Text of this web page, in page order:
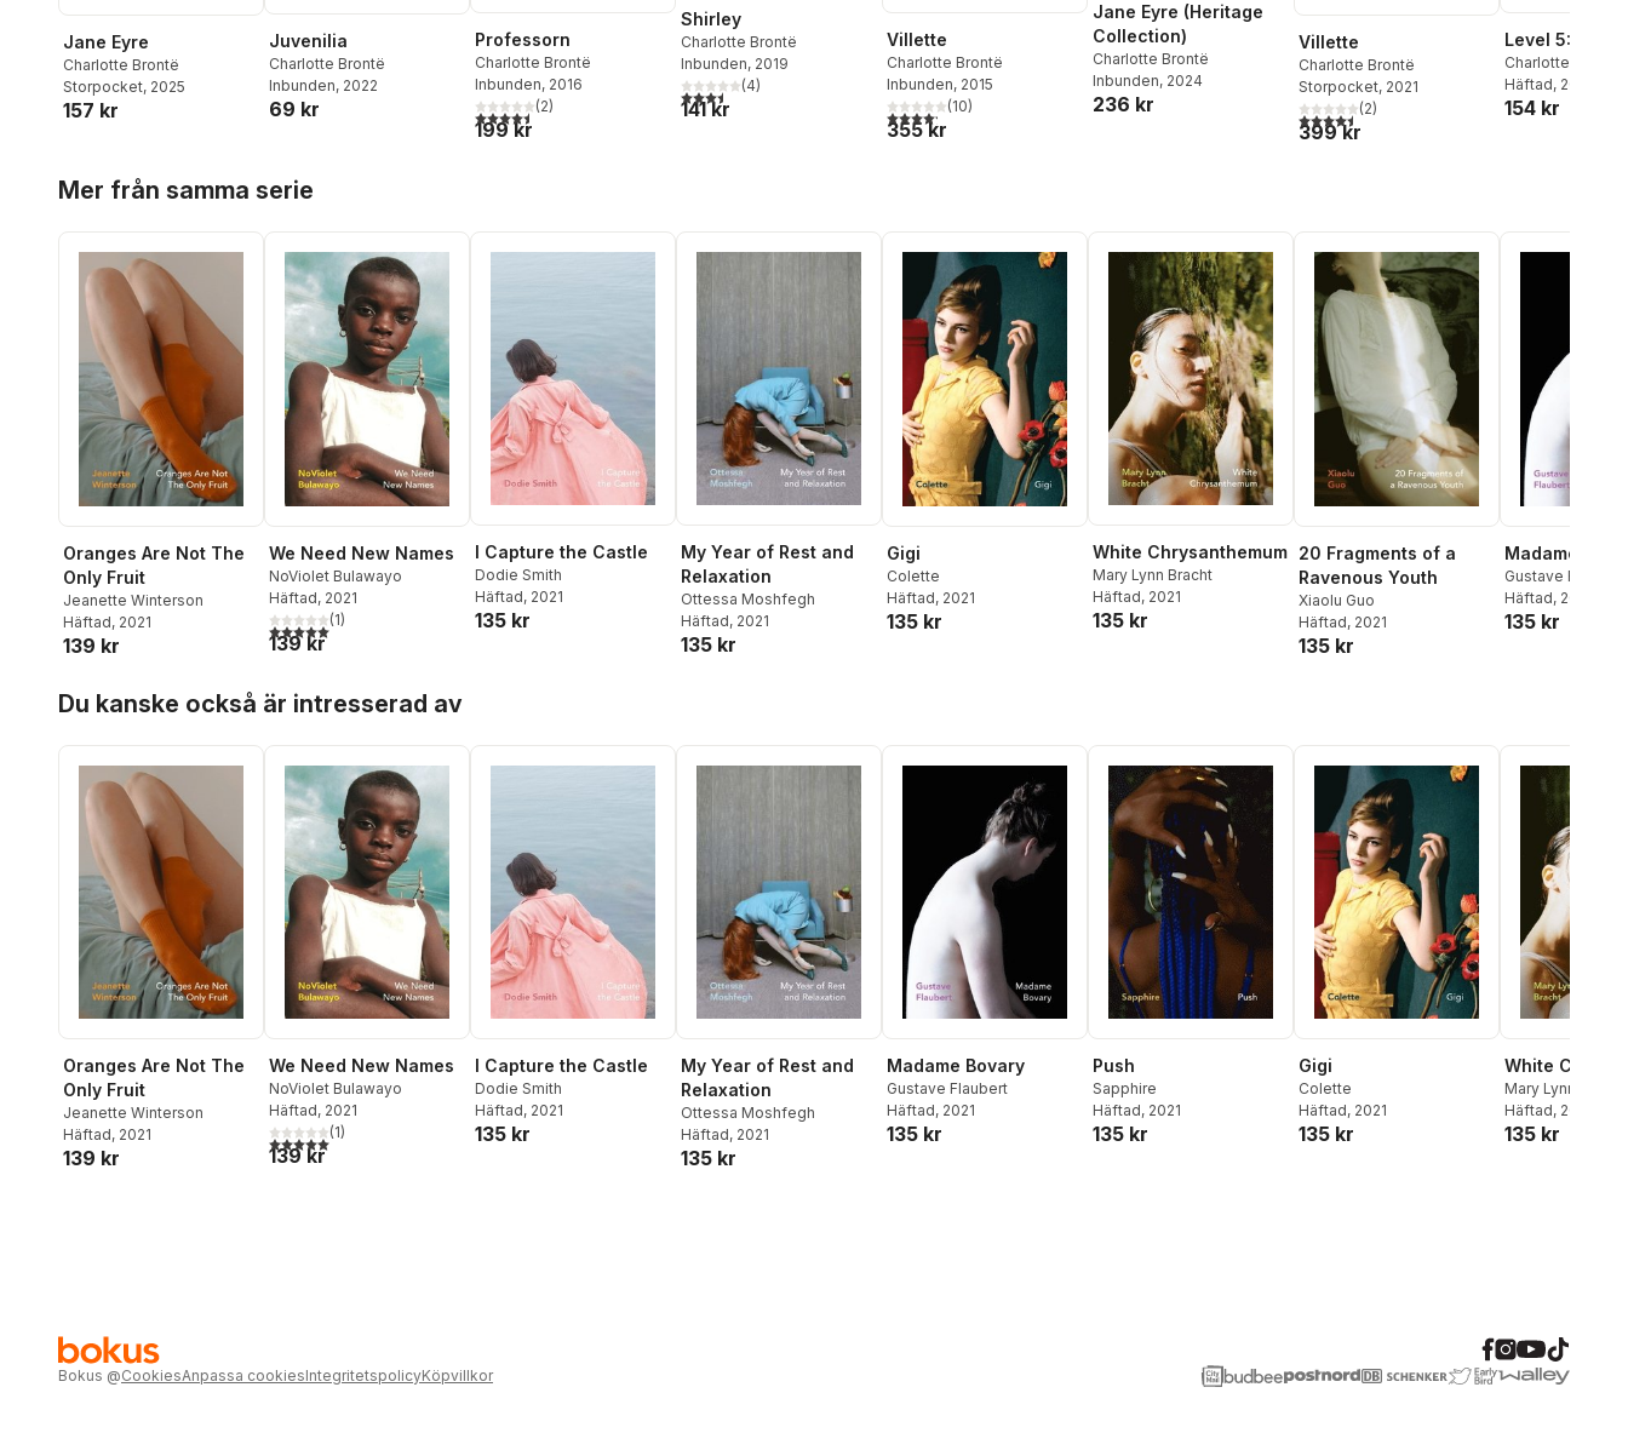
Jane Eyre
Charlotte Brontë
Storpocket, 2025
157 kr
Juvenilia
Charlotte Brontë
Inbunden, 2022
69 kr
Professorn
Charlotte Brontë
Inbunden, 2016
4,5utav 5 stjärnor. Totalt antal röster:
(2)
199 kr
Shirley
Charlotte Brontë
Inbunden, 2019
3,5utav 5 stjärnor. Totalt antal röster:
(4)
141 kr
Villette
Charlotte Brontë
Inbunden, 2015
4,2utav 5 stjärnor. Totalt antal röster:
(10)
355 kr
Jane Eyre (Heritage
Collection)
Charlotte Brontë
Inbunden, 2024
236 kr
Villette
Charlotte Brontë
Storpocket, 2021
4,5utav 5 stjärnor. Totalt antal röster:
(2)
399 kr
Level 5: Jane
Charlotte Bronte
Häftad, 2008
154 kr
Mer från samma serie
Oranges Are Not The
Only Fruit
Jeanette Winterson
Häftad, 2021
139 kr
We Need New Names
NoViolet Bulawayo
Häftad, 2021
5,0utav 5 stjärnor. Totalt antal röster:
(1)
139 kr
I Capture the Castle
Dodie Smith
Häftad, 2021
135 kr
My Year of Rest and
Relaxation
Ottessa Moshfegh
Häftad, 2021
135 kr
Gigi
Colette
Häftad, 2021
135 kr
White Chrysanthemum
Mary Lynn Bracht
Häftad, 2021
135 kr
20 Fragments of a
Ravenous Youth
Xiaolu Guo
Häftad, 2021
135 kr
Madame
Gustave Flaubert
Häftad, 2021
135 kr
Du kanske också är intresserad av
Oranges Are Not The
Only Fruit
Jeanette Winterson
Häftad, 2021
139 kr
We Need New Names
NoViolet Bulawayo
Häftad, 2021
5,0utav 5 stjärnor. Totalt antal röster:
(1)
139 kr
I Capture the Castle
Dodie Smith
Häftad, 2021
135 kr
My Year of Rest and
Relaxation
Ottessa Moshfegh
Häftad, 2021
135 kr
Madame Bovary
Gustave Flaubert
Häftad, 2021
135 kr
Push
Sapphire
Häftad, 2021
135 kr
Gigi
Colette
Häftad, 2021
135 kr
White
Mary Lynn Bracht
Häftad, 2021
135 kr
Bokus @CookiesAnpassa cookiesIntegritetspolicyKöpvillkor